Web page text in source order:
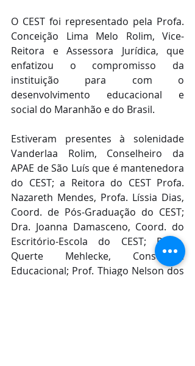
O CEST foi representado pela Profa.
Conceição Lima Melo Rolim, Vice-
Reitora e Assessora Jurídica, que
enfatizou o compromisso da
instituição para com o
desenvolvimento educacional e
social do Maranhão e do Brasil.
Estiveram presentes à solenidade
Vanderlaa Rolim, Conselheiro da
APAE de São Luís que é mantenedora
do CEST; a Reitora do CEST Profa.
Nazareth Mendes, Profa. Líssia Dias,
Coord. de Pós-Graduação do CEST;
Dra. Joanna Damasceno, Coord. do
Escritório-Escola do CEST; Profa.
Querte Mehlecke, Consultora
Educacional; Prof. Thiago Nelson dos